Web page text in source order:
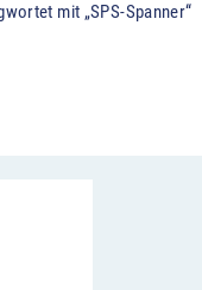
mit „SPS-Spanner“